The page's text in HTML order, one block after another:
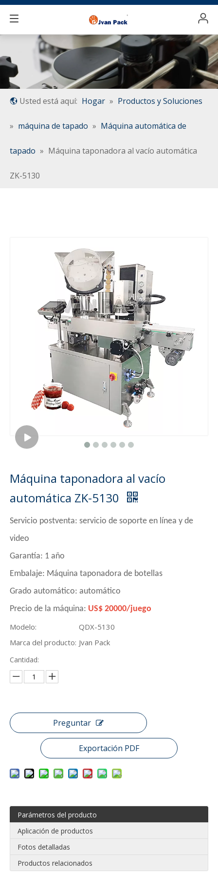
Usted está aquí: Hogar » Productos y Soluciones
» máquina de tapado » Máquina automática de
tapado » Máquina taponadora al vacío automática
ZK-5130
Máquina taponadora al vacío
automática ZK-5130
Servicio postventa: servicio de soporte en línea y de
video
Garantía: 1 año
Embalaje: Máquina taponadora de botellas
Grado automático: automático
Precio de la máquina: US$ 20000/juego
Modelo:
QDX-5130
Marca del producto: Jvan Pack
Cantidad:
Preguntar
Exportación PDF
Parámetros del producto
Aplicación de productos
Fotos detalladas
Productos relacionados